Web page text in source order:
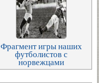
Фрагмент игры наших
футболистов с
норвежцами